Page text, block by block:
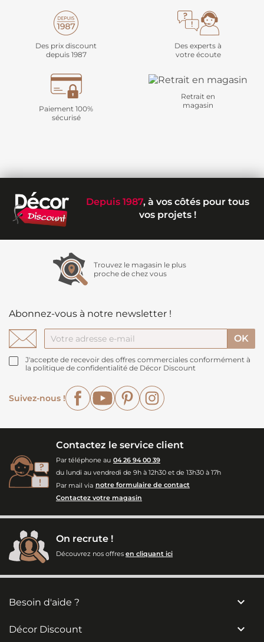
Des prix discount
depuis 1987
Des experts à
votre écoute
Paiement 100%
sécurisé
Retrait en
magasin
Depuis 1987, à vos côtés pour tous
vos projets !
Trouvez le magasin le plus
proche de chez vous
Abonnez-vous à notre newsletter !
J'accepte de recevoir des offres commerciales conformément à
la politique de confidentialité de Décor Discount
Suivez-nous !
FacebookYouTubePinterest
Contactez le service client
Par téléphone au 04 26 94 00 39
du lundi au vendredi de 9h à 12h30 et de 13h30 à 17h
Par mail via notre formulaire de contact
Contactez votre magasin
On recrute !
Découvrez nos offres en cliquant ici
Besoin d'aide ? 
Décor Discount 